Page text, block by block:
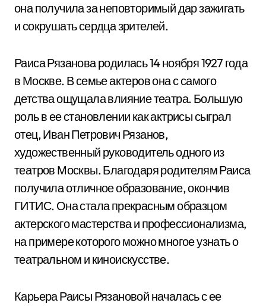
она получила за неповторимый дар зажигать
и сокрушать сердца зрителей.
Раиса Рязанова родилась 14 ноября 1927 года
в Москве. В семье актеров она с самого
детства ощущала влияние театра. Большую
роль в ее становлении как актрисы сыграл
отец, Иван Петрович Рязанов,
художественный руководитель одного из
театров Москвы. Благодаря родителям Раиса
получила отличное образование, окончив
ГИТИС. Она стала прекрасным образцом
актерского мастерства и профессионализма,
на примере которого можно многое узнать о
театральном и киноискусстве.
Карьера Раисы Рязановой началась с ее